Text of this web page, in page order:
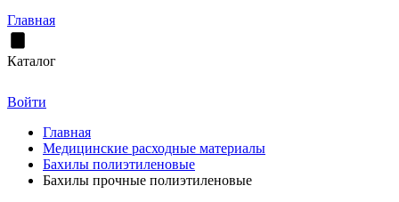
Главная
Каталог
Войти
Главная
Медицинские расходные материалы
Бахилы полиэтиленовые
Бахилы прочные полиэтиленовые